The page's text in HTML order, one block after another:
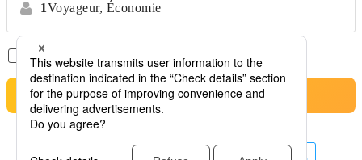
1Voyageur, Économie
Vols Directs Uniquement *Aucun transfert
Rechercher